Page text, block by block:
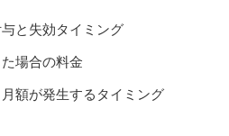
と失効タイミング
場合の料金
額が発生するタイミング